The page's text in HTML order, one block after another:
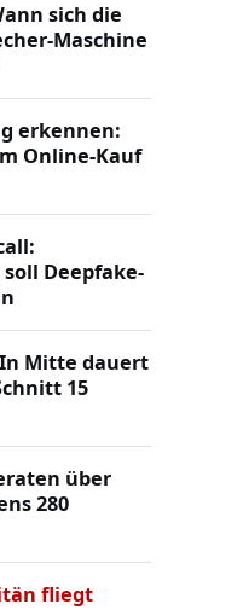
sich die
Maschine
erkennen:
Online-Kauf
Deepfake-
Mitte dauert
15
über
280
fliegt